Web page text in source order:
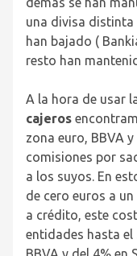
una divisa distinta
han bajado (
resto han
A la hora de usar
cajeros
zona euro, BBVA
comisiones por
a los suyos. En
de cero euros a
a crédito, este
entidades hasta el